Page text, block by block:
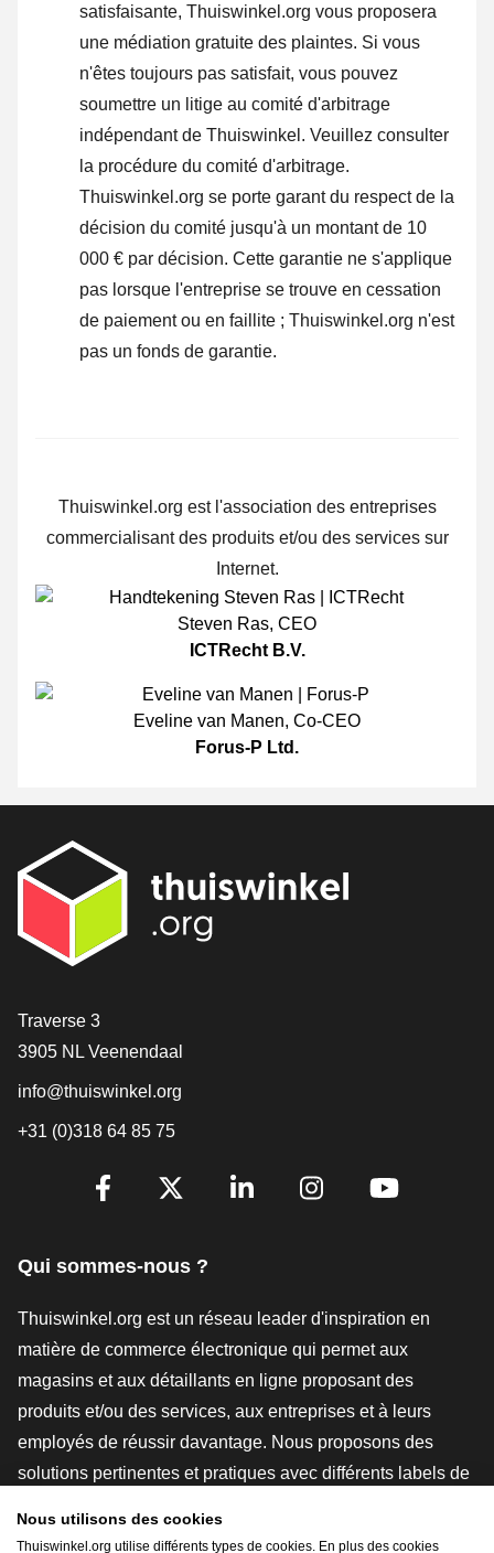
satisfaisante, Thuiswinkel.org vous proposera
une médiation gratuite des plaintes. Si vous
n'êtes toujours pas satisfait, vous pouvez
soumettre un litige au comité d'arbitrage
indépendant de Thuiswinkel. Veuillez consulter
la procédure du comité d'arbitrage.
Thuiswinkel.org se porte garant du respect de la
décision du comité jusqu'à un montant de 10
000 € par décision. Cette garantie ne s'applique
pas lorsque l'entreprise se trouve en cessation
de paiement ou en faillite ; Thuiswinkel.org n'est
pas un fonds de garantie.
Thuiswinkel.org est l'association des entreprises
commercialisant des produits et/ou des services sur
Internet.
Steven Ras, CEO
ICTRecht B.V.
Eveline van Manen, Co-CEO
Forus-P Ltd.
[_General:Contact]
Traverse 3
3905 NL Veenendaal
info@thuiswinkel.org
+31 (0)318 64 85 75
[_General:SocialMediaTitle]
Qui sommes-nous ?
Thuiswinkel.org est un réseau leader d'inspiration en
matière de commerce électronique qui permet aux
magasins et aux détaillants en ligne proposant des
produits et/ou des services, aux entreprises et à leurs
employés de réussir davantage. Nous proposons des
solutions pertinentes et pratiques avec différents labels de
Nous utilisons des cookies
Thuiswinkel.org utilise différents types de cookies. En plus des cookies